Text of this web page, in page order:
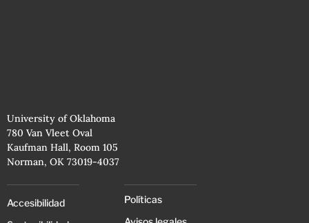
University of Oklahoma
780 Van Vleet Oval
Kaufman Hall, Room 105
Norman, OK 73019-4037
Accesibilidad
Políticas